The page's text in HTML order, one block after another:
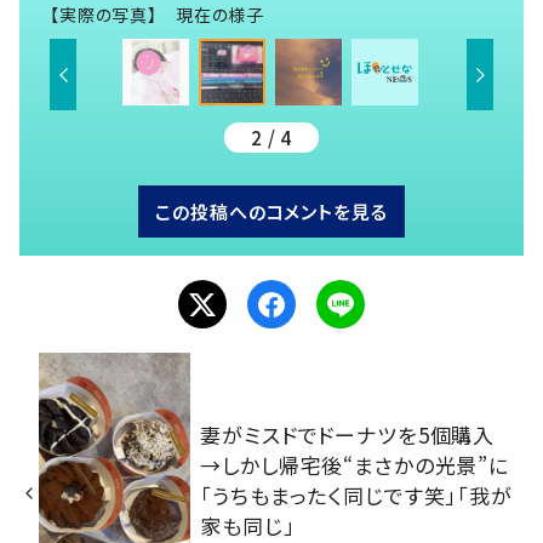
【実際の写真】 現在の様子
2 / 4
この投稿へのコメントを見る
妻がミスドでドーナツを5個購入
→しかし帰宅後“まさかの光景”に
「うちもまったく同じです笑」「我が
家も同じ」